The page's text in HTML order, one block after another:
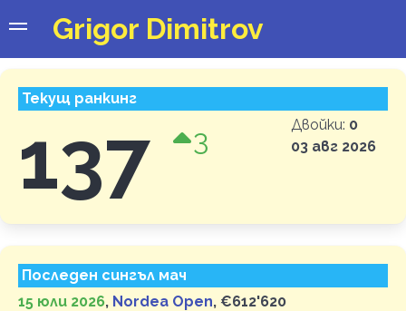
Grigor Dimitrov
Текущ ранкинг
137 3 Двойки: 0
03 авг 2026
Последен сингъл мач
15 юли 2026, Nordea Open, €612'620